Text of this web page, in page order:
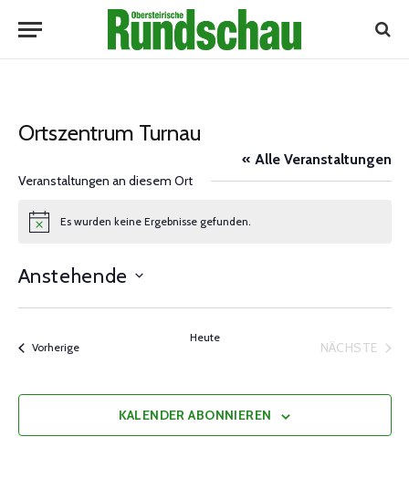
Ortszentrum Turnau
« Alle Veranstaltungen
Veranstaltungen an diesem Ort
Notice Es wurden keine Ergebnisse gefunden.
Anstehende
VorherigeVeranstaltungen
Heute
NÄCHSTE
KALENDER ABONNIEREN